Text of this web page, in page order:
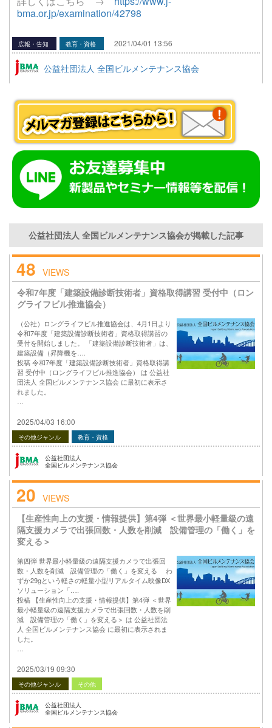
bma.or.jp/examination/42798
広報・告知 教育・資格 2021/04/01 13:56
公益社団法人 全国ビルメンテナンス協会
公益社団法人 全国ビルメンテナンス協会が掲載した記事
48 VIEWS
令和7年度「建築設備診断技術者」資格取得講習 受付中（ロン
グライフビル推進協会）
（公社）ロングライフビル推進協会は、4月1日より
令和7年度「建築設備診断技術者」資格取得講習の
受付を開始しました。 「建築設備診断技術者」は、
建築設備（昇降機を….
投稿 令和7年度「建築設備診断技術者」資格取得講
習 受付中（ロングライフビル推進協会） は 公益社
団法人 全国ビルメンテナンス協会 に最初に表示さ
れました。
2025/04/03 16:00
その他ジャンル 教育・資格
公益社団法人
全国ビルメンテナンス協会
20 VIEWS
【生産性向上の支援・情報提供】第4弾 ＜世界最小軽量級の遠
隔支援カメラで出張回数・人数を削減 設備管理の「働く」を
変える＞
第四弾 世界最小軽量級の遠隔支援カメラで出張回
数・人数を削減 設備管理の「働く」を変える わ
ずか29gという軽さの軽量小型リアルタイム映像DX
ソリューション「….
投稿 【生産性向上の支援・情報提供】第4弾 ＜世界
最小軽量級の遠隔支援カメラで出張回数・人数を削
減 設備管理の「働く」を変える＞ は 公益社団法
人 全国ビルメンテナンス協会 に最初に表示されま
した。
2025/03/19 09:30
その他ジャンル その他
公益社団法人
全国ビルメンテナンス協会